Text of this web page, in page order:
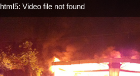
html5: Video file not found